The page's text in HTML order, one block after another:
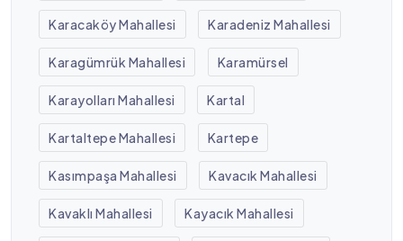
Karacaköy Mahallesi Karadeniz Mahallesi
Karagümrük Mahallesi Karamürsel
Karayolları Mahallesi Kartal
Kartaltepe Mahallesi Kartepe
Kasımpaşa Mahallesi Kavacık Mahallesi
Kavaklı Mahallesi Kayacık Mahallesi